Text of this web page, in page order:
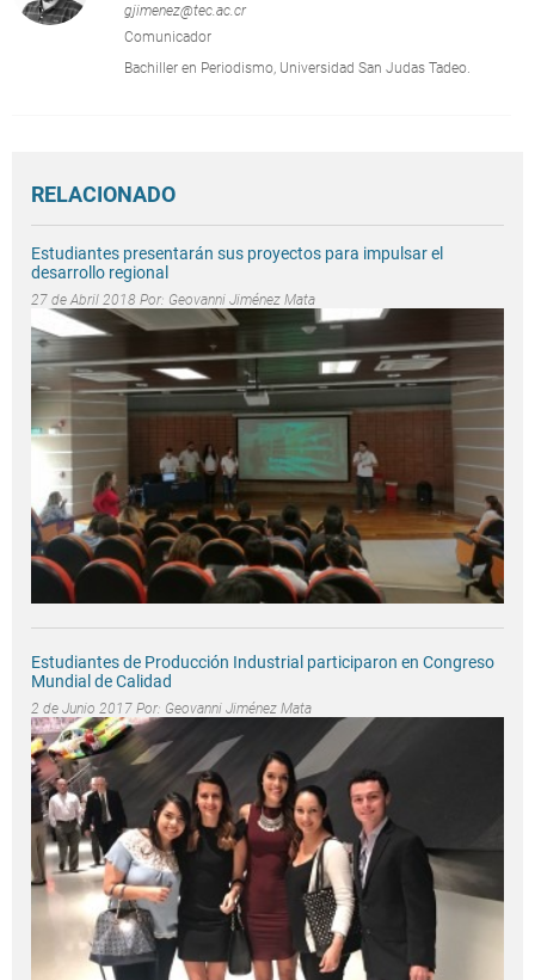
gjimenez@tec.ac.cr
Comunicador
Bachiller en Periodismo, Universidad San Judas Tadeo.
RELACIONADO
Estudiantes presentarán sus proyectos para impulsar el
desarrollo regional
27 de Abril 2018 Por: Geovanni Jiménez Mata
Estudiantes de Producción Industrial participaron en Congreso
Mundial de Calidad
2 de Junio 2017 Por: Geovanni Jiménez Mata